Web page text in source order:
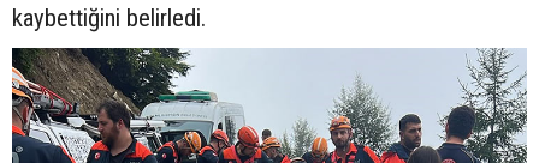
kaybettiğini belirledi.